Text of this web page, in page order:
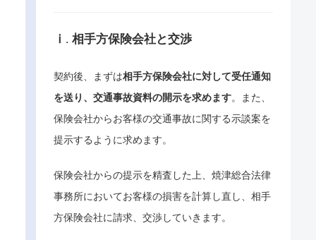
ⅰ. 相手方保険会社と交渉
契約後、まずは相手方保険会社に対して受任通知
を送り、交通事故資料の開示を求めます。また、
保険会社からお客様の交通事故に関する示談案を
提示するように求めます。
保険会社からの提示を精査した上、焼津総合法律
事務所においてお客様の損害を計算し直し、相手
方保険会社に請求、交渉していきます。